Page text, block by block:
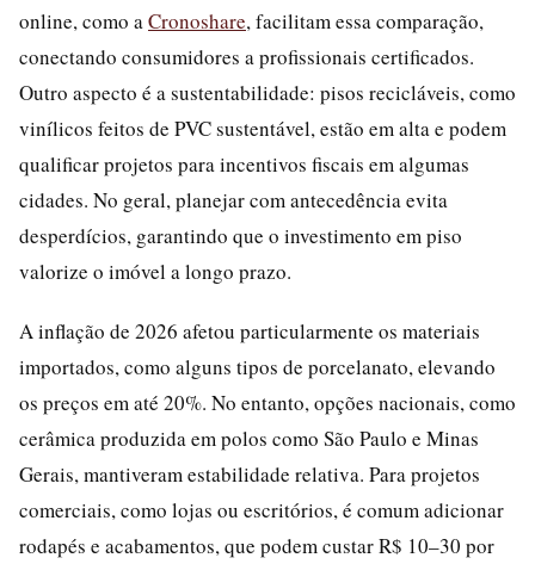
online, como aCronoshare, facilitam essa comparação,
conectando consumidores a profissionais certificados.
Outro aspecto é a sustentabilidade: pisos recicláveis, como
vinílicos feitos de PVC sustentável, estão em alta e podem
qualificar projetos para incentivos fiscais em algumas
cidades. No geral, planejar com antecedência evita
desperdícios, garantindo que o investimento em piso
valorize o imóvel a longo prazo.
A inflação de 2026 afetou particularmente os materiais
importados, como alguns tipos de porcelanato, elevando
os preços em até 20%. No entanto, opções nacionais, como
cerâmica produzida em polos como São Paulo e Minas
Gerais, mantiveram estabilidade relativa. Para projetos
comerciais, como lojas ou escritórios, é comum adicionar
rodapés e acabamentos, que podem custar R$ 10–30 por